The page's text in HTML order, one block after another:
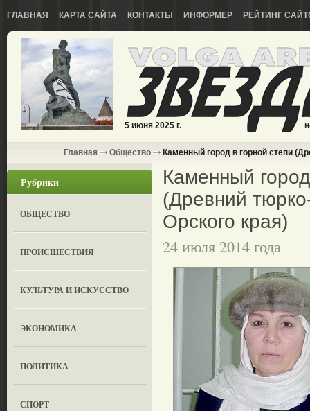
ГЛАВНАЯ КАРТА САЙТА КОНТАКТЫ ИНФОРМЕР РЕЙТИНГ
5 июня 2025 г.
Главная Общество Каменный город в горной степи
Рубрики
ОБЩЕСТВО
ПРОИСШЕСТВИЯ
КУЛЬТУРА И ИСКУССТВО
ЭКОНОМИКА
ПОЛИТИКА
СПОРТ
Каменный
(Древний
Орского края)
24 июля 2014 года